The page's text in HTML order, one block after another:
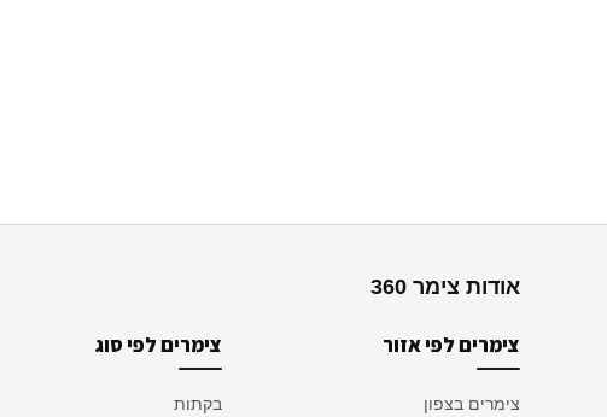
אודות צימר 360
צימרים לפי אזור
צימרים בצפון
צימרים לפי סוג
בקתות